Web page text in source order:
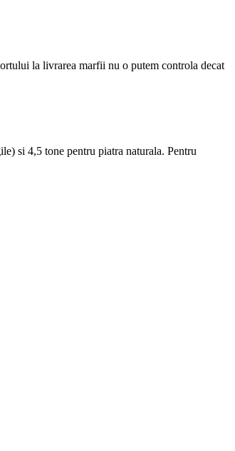
la livrarea marfii nu o putem controla decat
si 4,5 tone pentru piatra naturala. Pentru